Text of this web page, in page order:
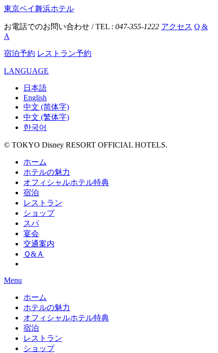
東京ベイ舞浜ホテル
お電話でのお問い合わせ / TEL : 047-355-1222 アクセス Q &
A
宿泊予約 レストラン予約
LANGUAGE
日本語
English
中文 (简体字)
中文 (繁体字)
한국어
© TOKYO Disney RESORT OFFICIAL HOTELS.
ホーム
ホテルの魅力
オフィシャルホテル特典
宿泊
レストラン
ショップ
スパ
宴会
交通案内
Ｑ&Ａ
Menu
ホーム
ホテルの魅力
オフィシャルホテル特典
宿泊
レストラン
ショップ